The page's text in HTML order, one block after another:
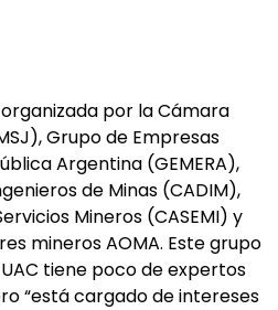
por la Cámara
Grupo de Empresas
Argentina (GEMERA),
de Minas (CADIM),
Mineros (CASEMI) y
mineros AOMA. Este grupo
tiene poco de expertos
“está cargado de intereses